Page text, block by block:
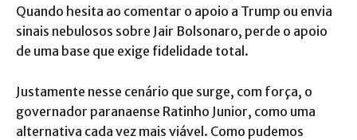
Quando hesita ao comentar o apoio a Trump ou envia
sinais nebulosos sobre Jair Bolsonaro, perde o apoio
de uma base que exige fidelidade total.
Justamente nesse cenário que surge, com força, o
governador paranaense Ratinho Junior, como uma
alternativa cada vez mais viável. Como pudemos